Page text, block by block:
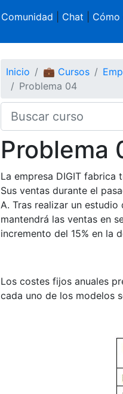
Comunidad Chat Cómo
Inicio 💼 Cursos
Problema 04
Problema
La empresa DIGIT fabrica
Sus ventas durante el
A. Tras realizar un
mantendrá las ventas en
incremento del 15% en la
Los costes fijos anuales
cada uno de los modelos